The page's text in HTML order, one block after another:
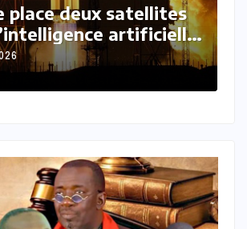
satellites
artificielle
La Russie
a lancé
massive
Iaroslavl
conflit.
AOÛT 6, 2026